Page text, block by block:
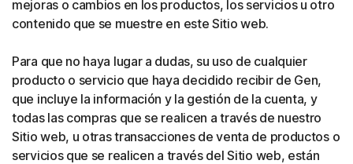
mejoras o cambios en los productos, los servicios u otro
contenido que se muestre en este Sitio web.
Para que no haya lugar a dudas, su uso de cualquier
producto o servicio que haya decidido recibir de Gen,
que incluye la información y la gestión de la cuenta, y
todas las compras que se realicen a través de nuestro
Sitio web, u otras transacciones de venta de productos o
servicios que se realicen a través del Sitio web, están